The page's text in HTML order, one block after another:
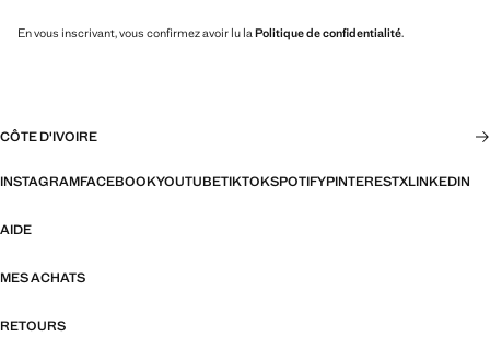
En vous inscrivant, vous confirmez avoir lu la Politique de confidentialité.
CÔTE D'IVOIRE
INSTAGRAMFACEBOOKYOUTUBETIKTOKSPOTIFYPINTERESTXLINKEDIN
AIDE
MES ACHATS
RETOURS